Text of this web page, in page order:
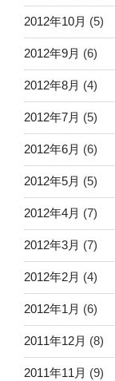
2012年10月 (5)
2012年9月 (6)
2012年8月 (4)
2012年7月 (5)
2012年6月 (6)
2012年5月 (5)
2012年4月 (7)
2012年3月 (7)
2012年2月 (4)
2012年1月 (6)
2011年12月 (8)
2011年11月 (9)